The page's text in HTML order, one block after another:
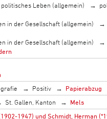
politisches Leben (allgemein)
in der Gesellschaft (allgemein)
in der Gesellschaft (allgemein)
Positiv
Papierabzug
St. Gallen, Kanton
Mels
1947) und Schmidt, Herman